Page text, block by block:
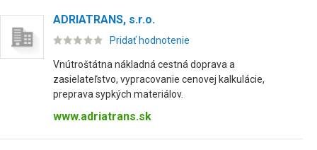
ADRIATRANS, s.r.o.
Pridať hodnotenie
Vnútroštátna nákladná cestná doprava a
zasielateľstvo, vypracovanie cenovej kalkulácie,
preprava sypkých materiálov.
www.adriatrans.sk